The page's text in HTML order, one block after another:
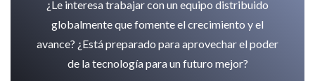
¿Le interesa trabajar con un equipo distribuido
globalmente que fomente el crecimiento y el
avance? ¿Está preparado para aprovechar el poder
de la tecnología para un futuro mejor?